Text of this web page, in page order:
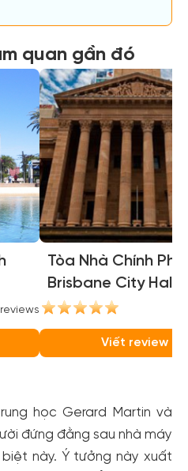
quan gần đó
Tòa Nhà Chính Phủ
Brisbane City Hall)
Viết review
học Gerard Martin và
đứng đằng sau nhà máy
này. Ý tưởng này xuất